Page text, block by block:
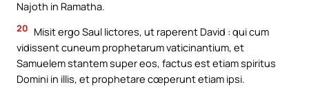
Najoth in Ramatha.
20 Misit ergo Saul lictores, ut raperent David : qui cum
vidissent cuneum prophetarum vaticinantium, et
Samuelem stantem super eos, factus est etiam spiritus
Domini in illis, et prophetare cœperunt etiam ipsi.